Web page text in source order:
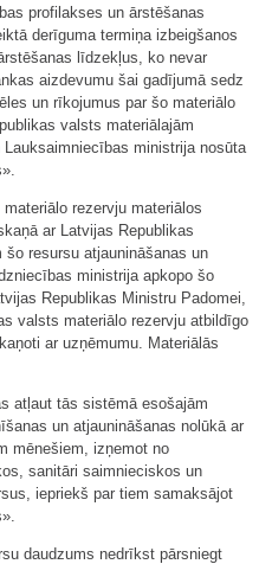
profilakses un ārstēšanas
derīguma termiņa izbeigšanos
līdzekļus, ko nevar
aizdevumu šai gadījumā sedz
un rīkojumus par šo materiālo
valsts materiālajām
ministrija nosūta
rezervju materiālos
ar Latvijas Republikas
resursu atjaunināšanas un
ministrija apkopo šo
Republikas Ministru Padomei,
valsts materiālo rezervju atbildīgo
ar uzņēmumu. Materiālās
atļaut tās sistēmā esošajām
un atjaunināšanas nolūkā ar
mēnešiem, izņemot no
sanitāri saimnieciskos un
iepriekš par tiem samaksājot
daudzums nedrīkst pārsniegt